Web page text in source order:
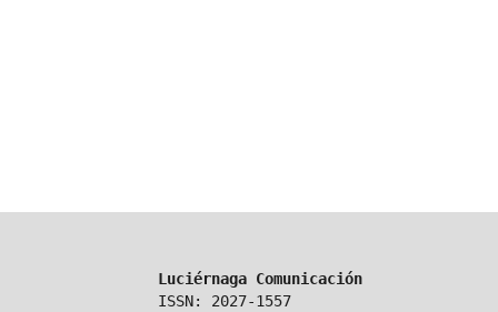
Luciérnaga Comunicación
ISSN: 2027-1557